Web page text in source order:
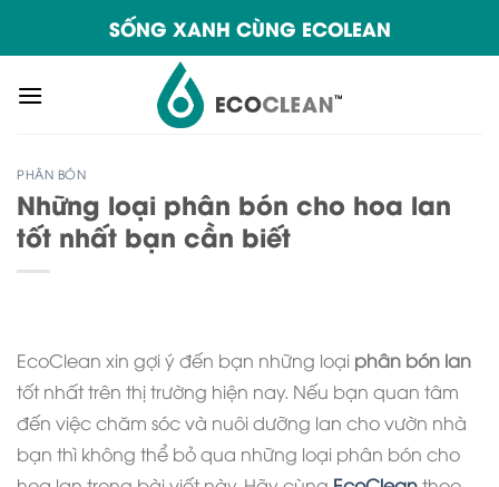
SỐNG XANH CÙNG ECOLEAN
PHÂN BÓN
Những loại phân bón cho hoa lan
tốt nhất bạn cần biết
EcoClean xin gợi ý đến bạn những loại phân bón lan
tốt nhất trên thị trường hiện nay. Nếu bạn quan tâm
đến việc chăm sóc và nuôi dưỡng lan cho vườn nhà
bạn thì không thể bỏ qua những loại phân bón cho